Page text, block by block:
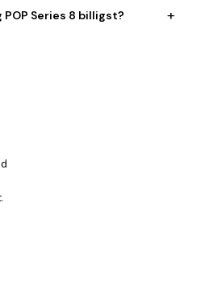
POP Series 8 billigst? +